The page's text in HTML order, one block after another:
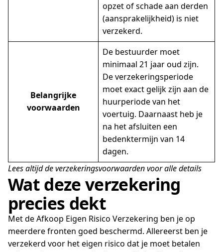
opzet of schade aan derden
(aansprakelijkheid) is niet
verzekerd.
Belangrijke
voorwaarden
De bestuurder moet
minimaal 21 jaar oud zijn.
De verzekeringsperiode
moet exact gelijk zijn aan de
huurperiode van het
voertuig. Daarnaast heb je
na het afsluiten een
bedenktermijn van 14
dagen.
Lees altijd de verzekeringsvoorwaarden voor alle details
Wat deze verzekering
precies dekt
Met de Afkoop Eigen Risico Verzekering ben je op
meerdere fronten goed beschermd. Allereerst ben je
verzekerd voor het eigen risico dat je moet betalen